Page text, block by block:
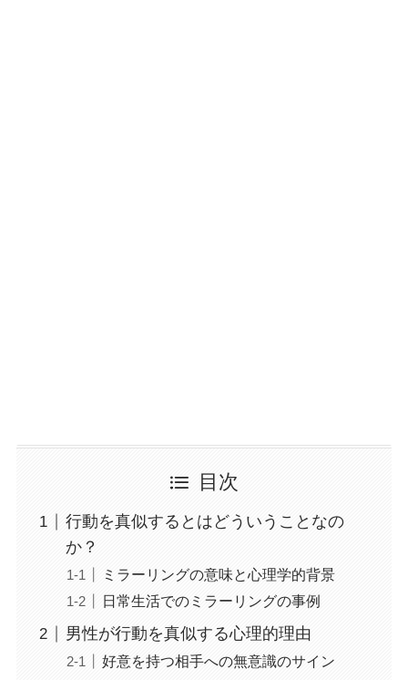
目次
行動を真似するとはどういうことなの
か？
ミラーリングの意味と心理学的背景
日常生活でのミラーリングの事例
男性が行動を真似する心理的理由
好意を持つ相手への無意識のサイン